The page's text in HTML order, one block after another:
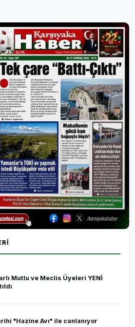
Mutlu ve Meclis Üyeleri YENİ
"Hazine Avı" ile canlanıyor